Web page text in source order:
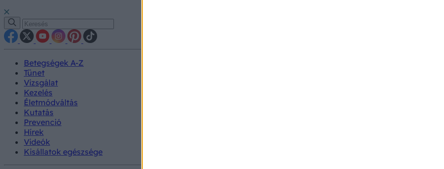
Betegségek A-Z
Tünet
Vizsgálat
Kezelés
Életmódváltás
Kutatás
Prevenció
Hírek
Videók
Kisállatok egészsége